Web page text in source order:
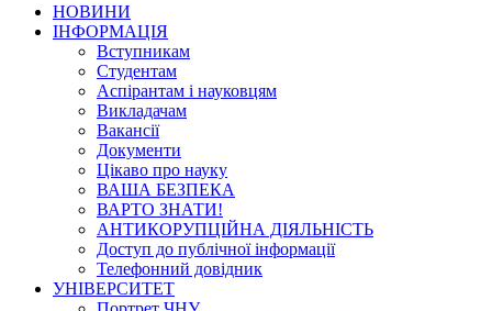
НОВИНИ
ІНФОРМАЦІЯ
Вступникам
Студентам
Аспірантам і науковцям
Викладачам
Вакансії
Документи
Цікаво про науку
ВАША БЕЗПЕКА
ВАРТО ЗНАТИ!
АНТИКОРУПЦІЙНА ДІЯЛЬНІСТЬ
Доступ до публічної інформації
Телефонний довідник
УНІВЕРСИТЕТ